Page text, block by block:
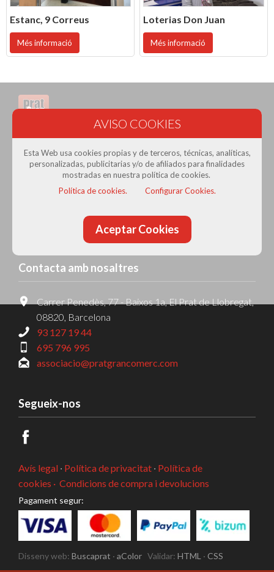
Estanc, 9 Correus
Més informació
Loterias Don Juan
Més informació
Prat Gran Comerç · Associació de Comerciants del Prat
de Llobregat
Con la colaboración de:
Contacta amb nosaltres
Carrer Penedès, 77 - Baixos 1a, El Prat de Llobregat,
08820, Barcelona
93 127 19 44
695 796 995
associacio@pratgrancomerc.com
Segueix-nos
Avís legal · Política de privacitat · Política de
cookies · Condicions de compra i devolucions
Pagament segur:
Disseny web: Buscaprat · aColor Validar: HTML · CSS
Esta Web usa cookies propias y de terceros, técnicas, analíticas,
personalizadas, publicitarias y/o de afiliados para finalidades
mostradas en nuestra política de cookies.
Política de cookies.
Configurar Cookies.
Aceptar Cookies